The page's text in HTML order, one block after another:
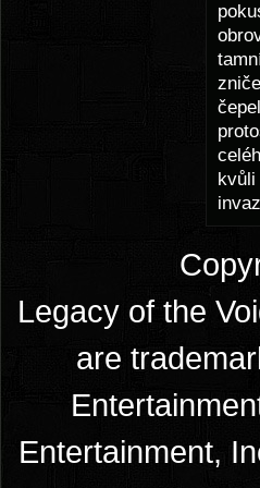
Legacy of the
are
Entertainment,